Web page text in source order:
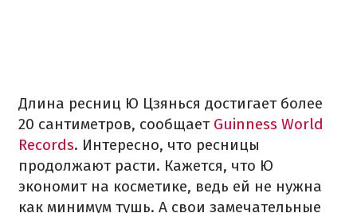
Длина ресниц Ю Цзянься достигает более
20 сантиметров, сообщает Guinness World
Records. Интересно, что ресницы
продолжают расти. Кажется, что Ю
экономит на косметике, ведь ей не нужна
как минимум тушь. А свои замечательные